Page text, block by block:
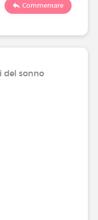
Commentare
del sonno